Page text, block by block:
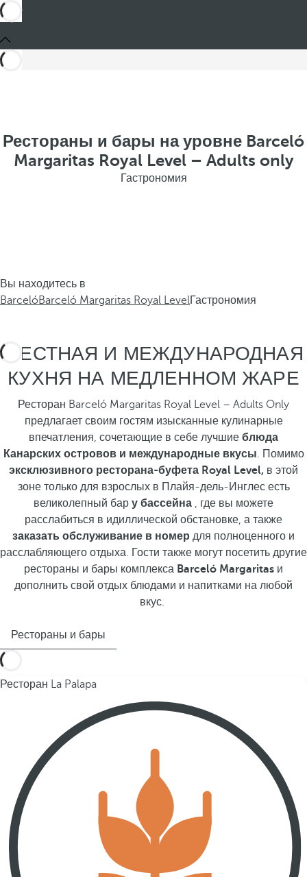
Рестораны и бары на уровне Barceló
Margaritas Royal Level – Adults only
Гастрономия
Вы находитесь в
BarcelóBarceló Margaritas Royal LevelГастрономия
МЕСТНАЯ И МЕЖДУНАРОДНАЯ
КУХНЯ НА МЕДЛЕННОМ ЖАРЕ
Ресторан Barceló Margaritas Royal Level – Adults Only
предлагает своим гостям изысканные кулинарные
впечатления, сочетающие в себе лучшие блюда
Канарских островов и международные вкусы. Помимо
эксклюзивного ресторана-буфета Royal Level, в этой
зоне только для взрослых в Плайя-дель-Инглес есть
великолепный бар у бассейна , где вы можете
расслабиться в идиллической обстановке, а также
заказать обслуживание в номер для полноценного и
расслабляющего отдыха. Гости также могут посетить другие
рестораны и бары комплекса Barceló Margaritas и
дополнить свой отдых блюдами и напитками на любой
вкус.
Рестораны и бары
Ресторан La Palapa